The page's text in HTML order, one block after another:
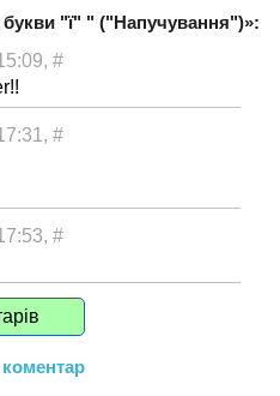
"ї" " ("Напучування")»:
#
#
#